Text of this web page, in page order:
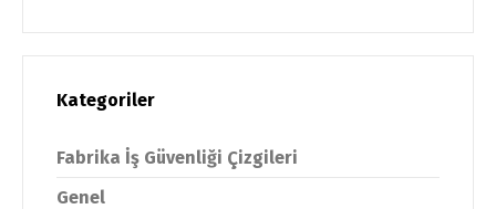
Kategoriler
Fabrika İş Güvenliği Çizgileri
Genel